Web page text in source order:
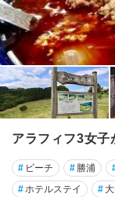
アラフィフ3女
# ビーチ # 勝浦
#ホテルステイ #